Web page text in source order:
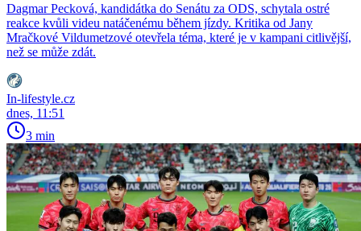
Dagmar Pecková, kandidátka do Senátu za ODS, schytala ostré
reakce kvůli videu natáčenému během jízdy. Kritika od Jany
Mračkové Vildumetzové otevřela téma, které je v kampani citlivější,
než se může zdát.
In-lifestyle.cz
dnes, 11:51
3 min